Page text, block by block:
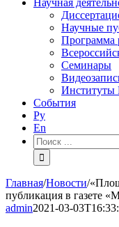
Научная
Научные
Программа
Семинары
События
Ру
En
Результат
поиска:
Главная/Новости/
публикация в газете
admin2021-03-